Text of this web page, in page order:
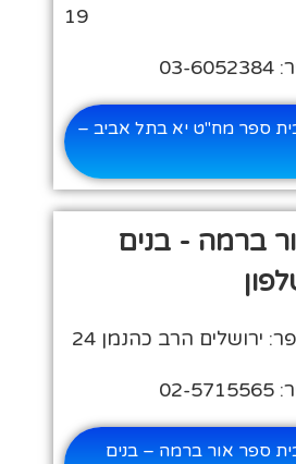
19
ספר מח"ט יא בתל אביב –
ברמה - בנים
ירושלים הרב כהנמן 24
ספר אור ברמה – בנים